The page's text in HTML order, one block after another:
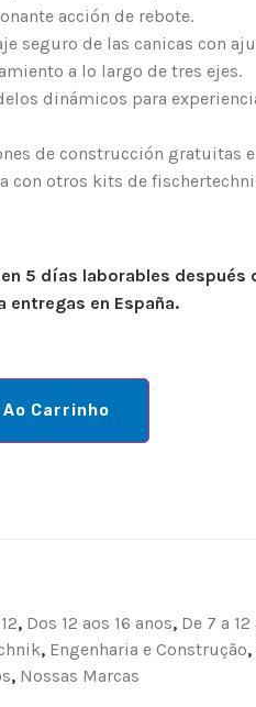
acción de rebote.
seguro de las canicas con
a lo largo de tres ejes.
dinámicos para
de construcción gratuitas
con otros kits de
en 5 días laborables después
entregas en España.
Carrinho
, Dos 12 aos 16 anos, De 7 a 12
, Engenharia e Construção,
, Nossas Marcas